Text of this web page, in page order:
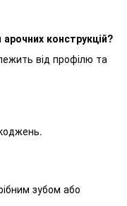
конструкцій?
від профілю та
зубом або